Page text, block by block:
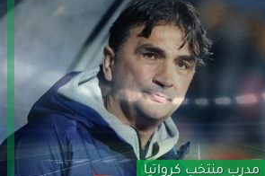
مدرب منتخب كرواتيا